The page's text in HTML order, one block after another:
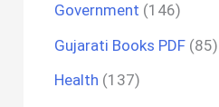
Government (146)
Gujarati Books PDF (85)
Health (137)